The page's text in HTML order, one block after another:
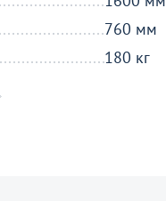
760 мм
180 кг